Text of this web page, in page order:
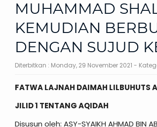
MUHAMMAD
KEMUDIAN
DENGAN SUJUD
Diterbitkan : Monday, 29 November 2021 -
FATWA LAJNAH DAIMAH LILBUHUTS
JILID 1 TENTANG AQIDAH
Disusun oleh: ASY-SYAIKH AHMAD BIN